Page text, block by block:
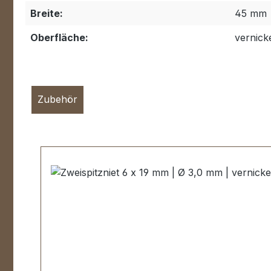
Breite:
45 mm
Oberfläche:
Zubehör